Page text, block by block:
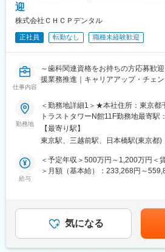
・PdM、エンジニア、QA、セールス
・進行管理、スケジュール管理、マ
・リリースに向けた関係者調整、情
・開発プロセス、チケット管理、リ
■開発体制
PM、PdM、テックリード、エンジニ
アジャイルで開発を進めています。
◎Slack、Notion、GitHub、Google
トでの情報共有・プロジェクト推進を
迎
株式会社ＣＨＣＰデンタル
正社員 転勤なし 職種未経験歓迎
仕事内容
～歯科関連資格をお持ちの方応募歓
援業務推進｜キャリアアップ・チェ
■ ポジション概要
歯科クリニックの経営支援業務。適
業務の効率化、採用・教育といった
きやすい環境を実現するとともに、
界の中で、競争力を発揮できる医院
きます。
・適切なガバナンス体制の構築、意
・共同購買、本部機能、ICT導入によ
勤務地
＜勤務地詳細1＞★本社住所：東京都
トラストタワーN館11F勤務地最寄駅
喫煙対策：屋内全面禁煙＜勤務地詳
所：大阪府 受動喫煙対策：屋内全面
【最寄り駅】
東京駅、三越前駅、日本橋駅(東京都)
給与
＜予定年収＞500万円～1,200万円＜
＞月額（基本給）：233,268円～
上記、想定年収のためスキルやご経
り■昇給：有（※会社業績、勤務成績
（※会社業績に応じる。上記想定年収
までも目安の金額であり、選考を通
気になる